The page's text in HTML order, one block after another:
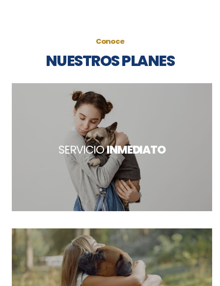
Conoce
NUESTROS PLANES
SERVICIOINMEDIATO